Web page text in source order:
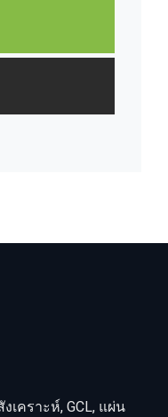
คราะห์, GCL, แผ่น